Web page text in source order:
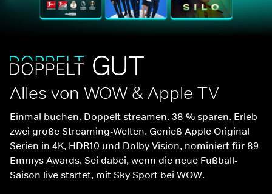
Alles von WOW & Apple TV
Einmal buchen. Doppelt streamen. 38 % sparen. Erleb
zwei große Streaming-Welten. Genieß Apple Original
Serien in 4K, HDR10 und Dolby Vision, nominiert für 89
Emmys Awards. Sei dabei, wenn die neue Fußball-
Saison live startet, mit Sky Sport bei WOW.